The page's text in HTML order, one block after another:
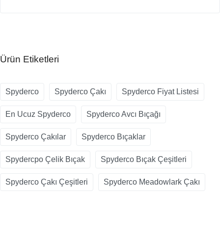
Ürün Etiketleri
Spyderco Spyderco Çakı Spyderco Fiyat Listesi
En Ucuz Spyderco Spyderco Avcı Bıçağı
Spyderco Çakılar Spyderco Bıçaklar
Spydercpo Çelik Bıçak Spyderco Bıçak Çeşitleri
Spyderco Çakı Çeşitleri Spyderco Meadowlark Çakı